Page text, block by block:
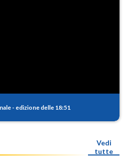
- edizione delle 18:51
Vedi
tutte